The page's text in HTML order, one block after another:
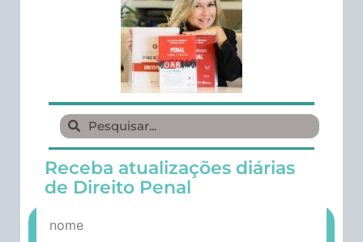
Receba atualizações diárias
de Direito Penal